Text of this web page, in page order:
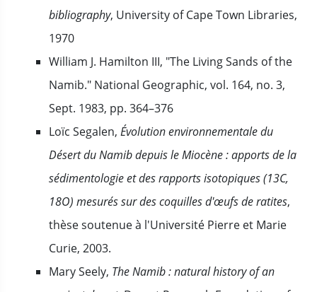
bibliography, University of Cape Town Libraries,
1970
William J. Hamilton III, "The Living Sands of the
Namib." National Geographic, vol. 164, no. 3,
Sept. 1983, pp. 364–376
Loïc Segalen,Évolution environnementale du
Désert du Namib depuis le Miocène : apports de la
sédimentologie et des rapports isotopiques (13C,
18O) mesurés sur des coquilles d'œufs de ratites,
thèse soutenue à l'Université Pierre et Marie
Curie, 2003.
Mary Seely, The Namib : natural history of an